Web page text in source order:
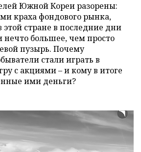
Южной Кореи разорены:
краха фондового рынка,
стране в последние дни
большее, чем просто
пузырь. Почему
стали играть в
с акциями – и кому в итоге
ими деньги?